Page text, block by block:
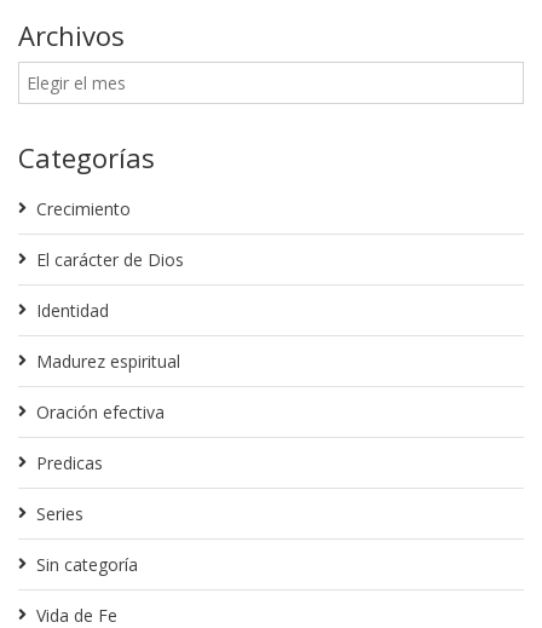
Archivos
Categorías
Crecimiento
El carácter de Dios
Identidad
Madurez espiritual
Oración efectiva
Predicas
Series
Sin categoría
Vida de Fe